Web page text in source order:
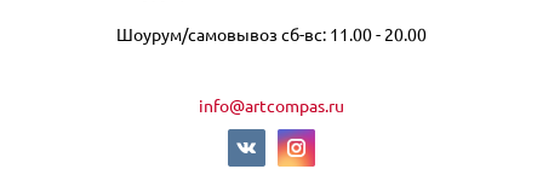
Шоурум/самовывоз сб-вс: 11.00 - 20.00
info@artcompas.ru